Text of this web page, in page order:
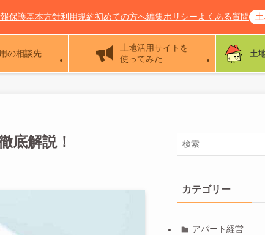
の相談先
土地活用サイトを
使ってみた
土
保護基本方針利用規約初めての方へ編集ポリシーよくある質問
底解説！
カテゴリー
アパート経営